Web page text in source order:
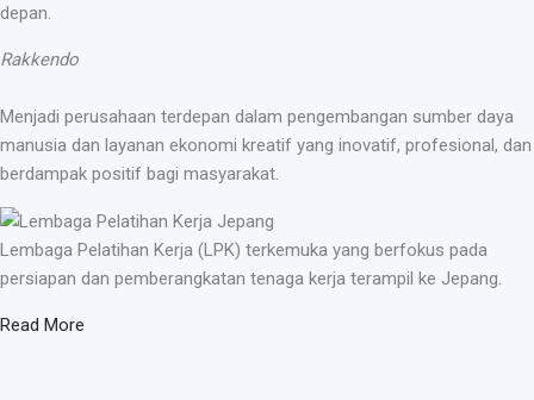
depan.
Rakkendo
Menjadi perusahaan terdepan dalam pengembangan sumber daya
manusia dan layanan ekonomi kreatif yang inovatif, profesional, dan
berdampak positif bagi masyarakat.
Lembaga Pelatihan Kerja (LPK) terkemuka yang berfokus pada
persiapan dan pemberangkatan tenaga kerja terampil ke Jepang.
Read More